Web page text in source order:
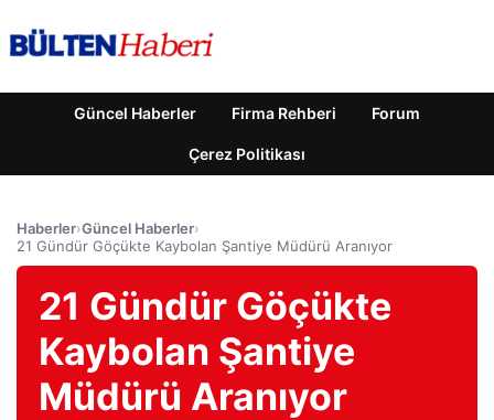
Güncel Haberler Firma Rehberi Forum
Çerez Politikası
Haberler›Güncel Haberler›
21 Gündür Göçükte Kaybolan Şantiye Müdürü Aranıyor
21 Gündür Göçükte
Kaybolan Şantiye
Müdürü Aranıyor